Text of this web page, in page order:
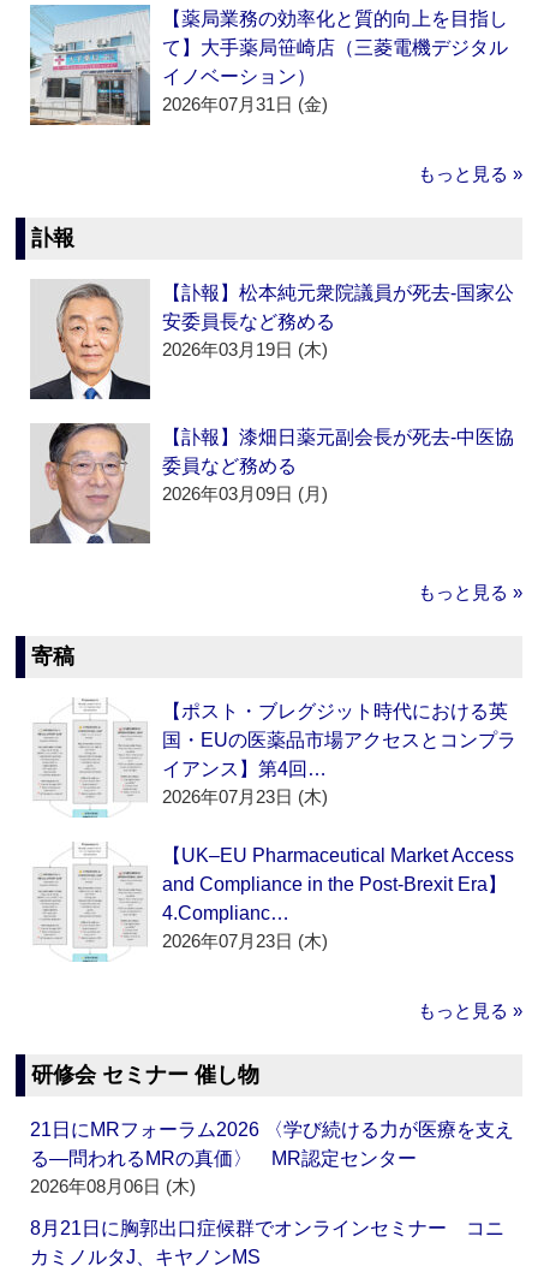
【薬局業務の効率化と質的向上を目指し
て】大手薬局笹崎店（三菱電機デジタル
イノベーション）
2026年07月31日 (金)
もっと見る »
訃報
【訃報】松本純元衆院議員が死去‐国家公
安委員長など務める
2026年03月19日 (木)
【訃報】漆畑日薬元副会長が死去‐中医協
委員など務める
2026年03月09日 (月)
もっと見る »
寄稿
【ポスト・ブレグジット時代における英
国・EUの医薬品市場アクセスとコンプラ
イアンス】第4回…
2026年07月23日 (木)
【UK–EU Pharmaceutical Market Access
and Compliance in the Post-Brexit Era】
4.Complianc…
2026年07月23日 (木)
もっと見る »
研修会 セミナー 催し物
21日にMRフォーラム2026 〈学び続ける力が医療を支え
る―問われるMRの真価〉 MR認定センター
2026年08月06日 (木)
8月21日に胸郭出口症候群でオンラインセミナー コニ
カミノルタJ、キヤノンMS